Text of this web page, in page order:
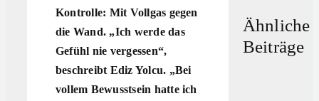
Kontrolle: Mit Vollgas gegen
die Wand. „Ich werde das
Gefühl nie vergessen“,
beschreibt Ediz Yolcu. „Bei
vollem Bewusstsein hatte ich
Ähnliche
Beiträge